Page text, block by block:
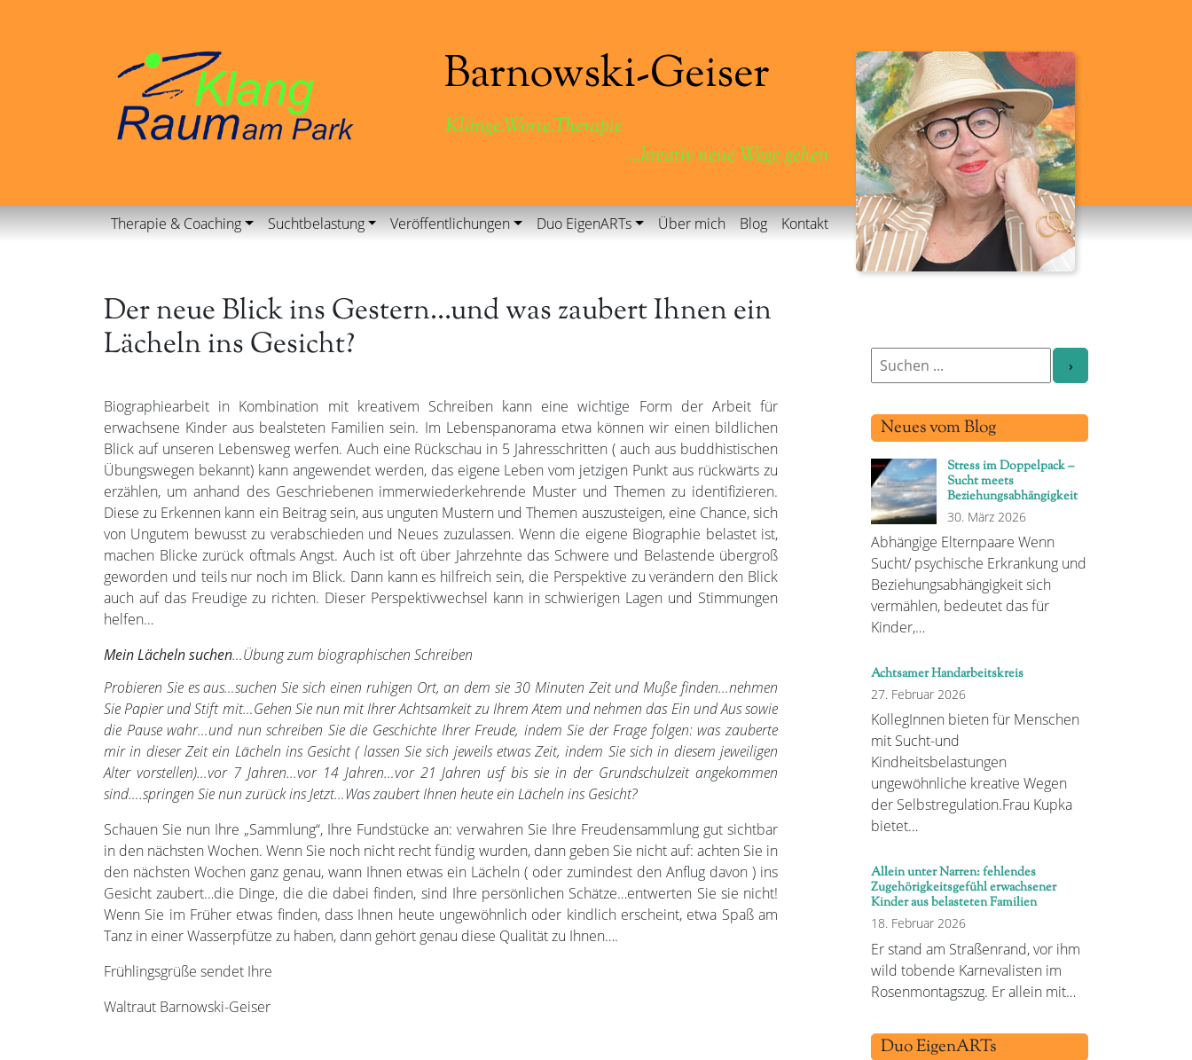
Klänge.Worte.Therapie
...kreativ neue Wege gehen
Therapie & Coaching Suchtbelastung Veröffentlichungen Duo EigenARTs Über mich Blog Kontakt
Der neue Blick ins Gestern…und was zaubert Ihnen ein
Lächeln ins Gesicht?
Biographiearbeit in Kombination mit kreativem Schreiben kann eine wichtige Form der Arbeit für
erwachsene Kinder aus bealsteten Familien sein. Im Lebenspanorama etwa können wir einen bildlichen
Blick auf unseren Lebensweg werfen. Auch eine Rückschau in 5 Jahresschritten ( auch aus buddhistischen
Übungswegen bekannt) kann angewendet werden, das eigene Leben vom jetzigen Punkt aus rückwärts zu
erzählen, um anhand des Geschriebenen immerwiederkehrende Muster und Themen zu identifizieren.
Diese zu Erkennen kann ein Beitrag sein, aus unguten Mustern und Themen auszusteigen, eine Chance, sich
von Ungutem bewusst zu verabschieden und Neues zuzulassen. Wenn die eigene Biographie belastet ist,
machen Blicke zurück oftmals Angst. Auch ist oft über Jahrzehnte das Schwere und Belastende übergroß
geworden und teils nur noch im Blick. Dann kann es hilfreich sein, die Perspektive zu verändern den Blick
auch auf das Freudige zu richten. Dieser Perspektivwechsel kann in schwierigen Lagen und Stimmungen
helfen…
Mein Lächeln suchen…Übung zum biographischen Schreiben
Probieren Sie es aus…suchen Sie sich einen ruhigen Ort, an dem sie 30 Minuten Zeit und Muße finden…nehmen
Sie Papier und Stift mit…Gehen Sie nun mit Ihrer Achtsamkeit zu Ihrem Atem und nehmen das Ein und Aus sowie
die Pause wahr…und nun schreiben Sie die Geschichte Ihrer Freude, indem Sie der Frage folgen: was zauberte
mir in dieser Zeit ein Lächeln ins Gesicht ( lassen Sie sich jeweils etwas Zeit, indem Sie sich in diesem jeweiligen
Alter vorstellen)…vor 7 Jahren…vor 14 Jahren…vor 21 Jahren usf bis sie in der Grundschulzeit angekommen
sind….springen Sie nun zurück ins Jetzt…Was zaubert Ihnen heute ein Lächeln ins Gesicht?
Schauen Sie nun Ihre „Sammlung“, Ihre Fundstücke an: verwahren Sie Ihre Freudensammlung gut sichtbar
in den nächsten Wochen. Wenn Sie noch nicht recht fündig wurden, dann geben Sie nicht auf: achten Sie in
den nächsten Wochen ganz genau, wann Ihnen etwas ein Lächeln ( oder zumindest den Anflug davon ) ins
Gesicht zaubert…die Dinge, die die dabei finden, sind Ihre persönlichen Schätze…entwerten Sie sie nicht!
Wenn Sie im Früher etwas finden, dass Ihnen heute ungewöhnlich oder kindlich erscheint, etwa Spaß am
Tanz in einer Wasserpfütze zu haben, dann gehört genau diese Qualität zu Ihnen….
Frühlingsgrüße sendet Ihre
Waltraut Barnowski-Geiser
Neues vom Blog
Stress im Doppelpack –
Sucht meets
Beziehungsabhängigkeit
30. März 2026
Abhängige Elternpaare Wenn
Sucht/ psychische Erkrankung und
Beziehungsabhängigkeit sich
vermählen, bedeutet das für
Kinder,…
Achtsamer Handarbeitskreis
27. Februar 2026
KollegInnen bieten für Menschen
mit Sucht-und
Kindheitsbelastungen
ungewöhnliche kreative Wegen
der Selbstregulation.Frau Kupka
bietet…
Allein unter Narren: fehlendes
Zugehörigkeitsgefühl erwachsener
Kinder aus belasteten Familien
18. Februar 2026
Er stand am Straßenrand, vor ihm
wild tobende Karnevalisten im
Rosenmontagszug. Er allein mit…
Duo EigenARTs